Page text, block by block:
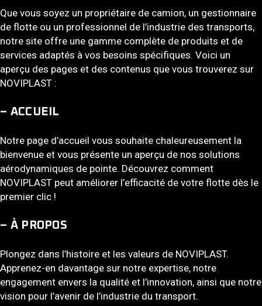
Que vous soyez un propriétaire de camion, un gestionnaire
de flotte ou un professionnel de l’industrie des transports,
notre site offre une gamme complète de produits et de
services adaptés à vos besoins spécifiques. Voici un
aperçu des pages et des contenus que vous trouverez sur
NOVIPLAST :
– ACCUEIL
Notre page d’accueil vous souhaite chaleureusement la
bienvenue et vous présente un aperçu de nos solutions
aérodynamiques de pointe. Découvrez comment
NOVIPLAST peut améliorer l’efficacité de votre flotte dès le
premier clic !
– À PROPOS
Plongez dans l’histoire et les valeurs de NOVIPLAST.
Apprenez-en davantage sur notre expertise, notre
engagement envers la qualité et l’innovation, ainsi que notre
vision pour l’avenir de l’industrie du transport.